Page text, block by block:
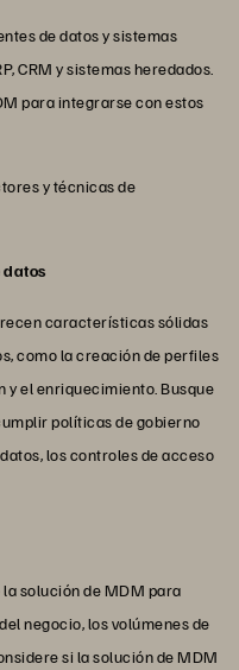
de datos y sistemas
CRM y sistemas heredados.
para integrarse con estos
y técnicas de
datos
características sólidas
como la creación de perfiles
y el enriquecimiento. Busque
políticas de gobierno
los controles de acceso
solución de MDM para
negocio, los volúmenes de
si la solución de MDM